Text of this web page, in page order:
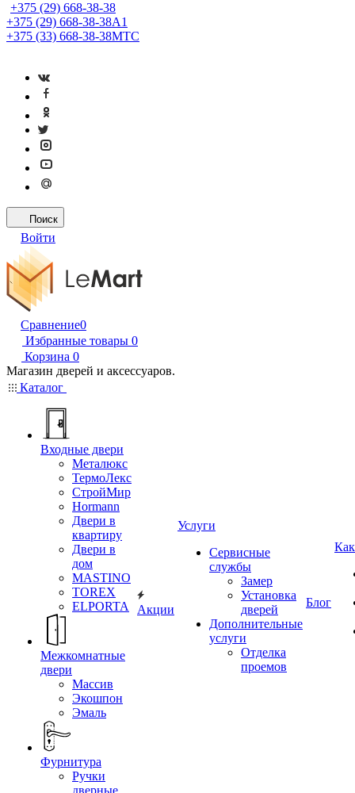
+375 (29) 668-38-38
+375 (29) 668-38-38A1
+375 (33) 668-38-38МТС
Поиск
Войти
Сравнение0
Избранные товары 0
Корзина 0
Магазин дверей и аксессуаров.
Каталог
Входные двери
Металюкс
ТермоЛекс
СтройМир
Hormann
Двери в
квартиру
Двери в
дом
MASTINO
TOREX
ELPORTA
Межкомнатные
двери
Массив
Экошпон
Эмаль
Фурнитура
Ручки
дверные
Акции
Услуги
Сервисные
службы
Замер
Установка
дверей
Дополнительные
услуги
Отделка
проемов
Блог